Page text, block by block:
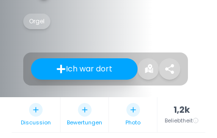
Orgel
Ich war dort
Discussion Bewertungen Photo
1,2k
Beliebtheit